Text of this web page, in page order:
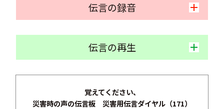
伝言の録音
伝言の再生
覚えてください、
災害時の声の伝言板
災害用伝言ダイヤル（171）